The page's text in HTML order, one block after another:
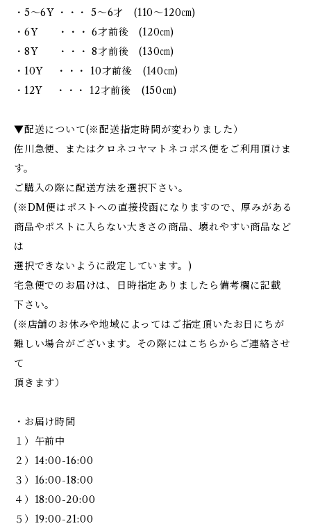
・5～6Y ・・・ 5～6才 (110～120㎝)
・6Y ・・・ 6才前後 (120㎝)
・8Y ・・・ 8才前後 (130㎝)
・10Y ・・・ 10才前後 (140㎝)
・12Y ・・・ 12才前後 (150㎝)
▼配送について(※配送指定時間が変わりました）
佐川急便、またはクロネコヤマトネコポス便をご利用頂けま
す。
ご購入の際に配送方法を選択下さい。
(※DM便はポストへの直接投函になりますので、厚みがある
商品やポストに入らない大きさの商品、壊れやすい商品など
は
選択できないように設定しています。)
宅急便でのお届けは、日時指定ありましたら備考欄に記載
下さい。
(※店舗のお休みや地域によってはご指定頂いたお日にちが
難しい場合がございます。その際にはこちらからご連絡させ
て
頂きます）
・お届け時間
１）午前中
２）14:00-16:00
３）16:00-18:00
４）18:00-20:00
５）19:00-21:00